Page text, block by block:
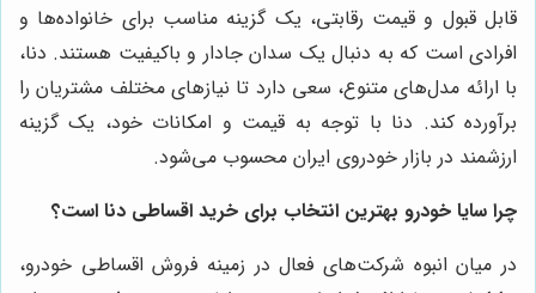
قابل قبول و قیمت رقابتی، یک گزینه مناسب برای خانواده‌ها و
افرادی است که به دنبال یک سدان جادار و باکیفیت هستند. دنا،
با ارائه مدل‌های متنوع، سعی دارد تا نیازهای مختلف مشتریان را
برآورده کند. دنا با توجه به قیمت و امکانات خود، یک گزینه
ارزشمند در بازار خودروی ایران محسوب می‌شود.
چرا سایا خودرو بهترین انتخاب برای خرید اقساطی دنا است؟
در میان انبوه شرکت‌های فعال در زمینه فروش اقساطی خودرو،